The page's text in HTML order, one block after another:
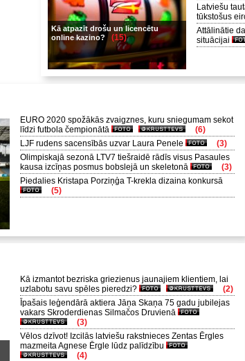
Kā atpazīt drošu un licencētu
online kazino?
(15)
Latviešu
tūkstošus
Attālinātie
situācijai
EURO 2020 spožākās zvaigznes, kuru sniegumam sekot
līdzi futbola čempionātā
(6)
LJF rudens sacensībās uzvar Laura Penele
(3)
Olimpiskajā sezonā LTV7 tiešraidē rādīs visus Pasaules
kausa izcīņas posmus bobslejā un skeletonā
(3)
Piedalies Kristapa Porziņģa T-krekla dizaina konkursā
(5)
Kā izmantot bezriska griezienus jaunajiem klientiem, lai
uzlabotu savu spēles pieredzi?
(2)
Īpašais leģendārā aktiera Jāņa Skaņa 75 gadu jubilejas
vakars Skroderdienas Silmačos Druvienā
(3)
Vēlos dzīvot! Izcilās latviešu rakstnieces Zentas Ērgles
mazmeita Agnese Ērgle lūdz palīdzību
(4)